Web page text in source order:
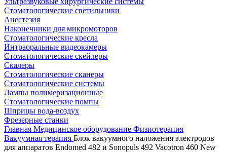
Стоматологические светильники
Анестезия
Наконечники для микромоторов
Стоматологические кресла
Интраоральные видеокамеры
Стоматологические скейлеры
Скалеры
Стоматологические сканеры
Стоматологические системы
Лампы полимеризационные
Стоматологические помпы
Шприцы вода-воздух
Фрезерные станки
Главная Медицинское оборудование Физиотерапия
Вакуумная терапия Блок вакуумного наложения электродов
для аппаратов Endomed 482 и Sonopuls 492 Vacotron 460 New